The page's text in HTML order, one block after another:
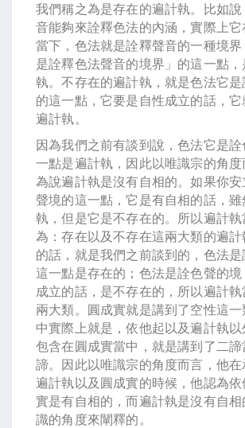
我們稱之為是存在的遍計執。比如
音能夠來詮釋色法的內涵，實際上
當下，色法就是詮釋聲音的一種境
是詮釋色法聲音的境界」的這一點
執。不存在的遍計執，就是色法它
的這一點，它要是自性成立的話，
遍計執。
因為我們之前有談到說，色法它是
一點是遍計執，因此以唯識宗的角
為說遍計執是沒有自相的。如果你
聲境的這一點，它是有自相的話，
執，但是它是不存在的。所以遍計
為：存在以及不存在這兩大類的遍計
的話，就是我們之前談到的，色法是
這一點是存在的；色法是詮色聲的
成立的話，是不存在的，所以遍計
兩大類。圓成實就是講到了空性這
中實際上就是，依他起以及遍計執
包含在圓成實當中，就是講到了二
諦。因此以唯識宗的角度而言，他在
遍計執以及圓成實的時候，他認為
實是有自相的，而遍計執是沒有自
識的角度來闡釋的。